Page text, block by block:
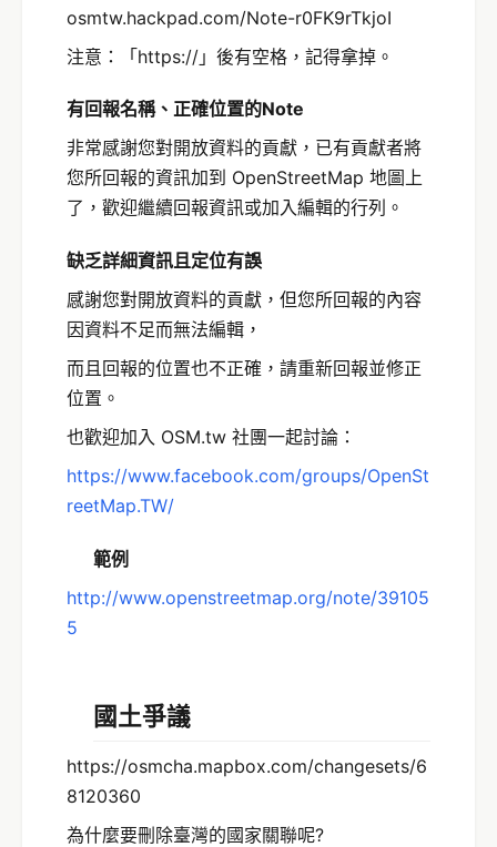
osmtw.hackpad.com/Note-r0FK9rTkjoI
注意：「https://」後有空格，記得拿掉。
有回報名稱、正確位置的Note
非常感謝您對開放資料的貢獻，已有貢獻者將
您所回報的資訊加到 OpenStreetMap 地圖上
了，歡迎繼續回報資訊或加入編輯的行列。
缺乏詳細資訊且定位有誤
感謝您對開放資料的貢獻，但您所回報的內容
因資料不足而無法編輯，
而且回報的位置也不正確，請重新回報並修正
位置。
也歡迎加入 OSM.tw 社團一起討論：
https://www.facebook.com/groups/OpenSt
reetMap.TW/
範例
http://www.openstreetmap.org/note/39105
5
國土爭議
https://osmcha.mapbox.com/changesets/6
8120360
為什麼要刪除臺灣的國家關聯呢?